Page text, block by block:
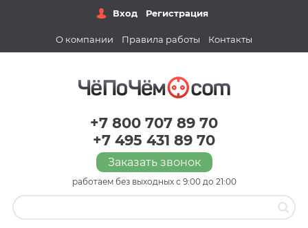
Вход Регистрация
О компании Правила работы Контакты
+7 800 707 89 70
+7 495 431 89 70
Заказать звонок
работаем без выходных с 9:00 до 21:00